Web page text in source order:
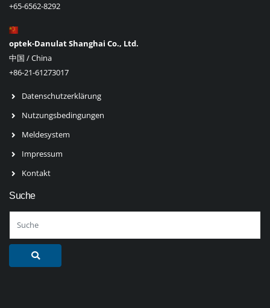
+65-6562-8292
optek-Danulat Shanghai Co., Ltd.
中国 / China
+86-21-61273017
Datenschutzerklärung
Nutzungsbedingungen
Meldesystem
Impressum
Kontakt
Suche